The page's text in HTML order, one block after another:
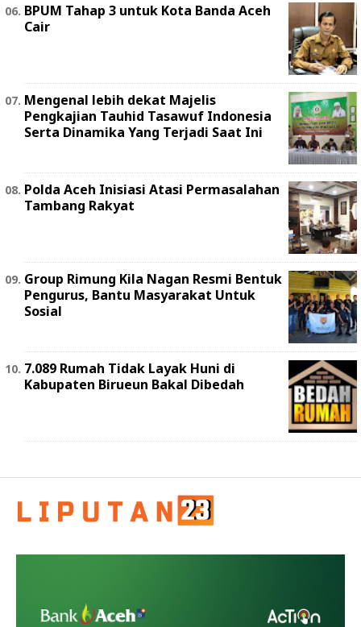
BPUM Tahap 3 untuk Kota Banda Aceh
Cair
Mengenal lebih dekat Majelis
Pengkajian Tauhid Tasawuf Indonesia
Serta Dinamika Yang Terjadi Saat Ini
Polda Aceh Inisiasi Atasi Permasalahan
Tambang Rakyat
Group Rimung Kila Nagan Resmi Bentuk
Pengurus, Bantu Masyarakat Untuk
Sosial
7.089 Rumah Tidak Layak Huni di
Kabupaten Birueun Bakal Dibedah